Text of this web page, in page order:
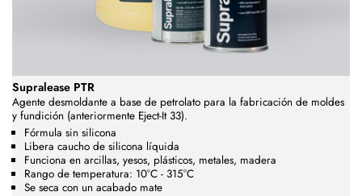
Supralease PTR
Agente desmoldante a base de petrolato para la fabricación de moldes
y fundición (anteriormente Eject-It 33).
Fórmula sin silicona
Libera caucho de silicona líquida
Funciona en arcillas, yesos, plásticos, metales, madera
Rango de temperatura: 10°C - 315°C
Se seca con un acabado mate